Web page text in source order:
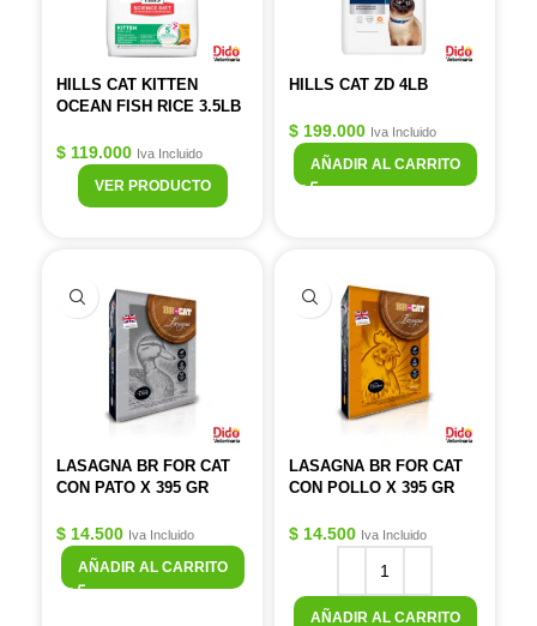
HILLS CAT KITTEN
OCEAN FISH RICE 3.5LB
$ 119.000 Iva Incluido
VER PRODUCTO
HILLS CAT ZD 4LB
$ 199.000 Iva Incluido
AÑADIR AL CARRITO
LASAGNA BR FOR CAT
CON PATO X 395 GR
$ 14.500 Iva Incluido
AÑADIR AL CARRITO
LASAGNA BR FOR CAT
CON POLLO X 395 GR
$ 14.500 Iva Incluido
AÑADIR AL CARRITO